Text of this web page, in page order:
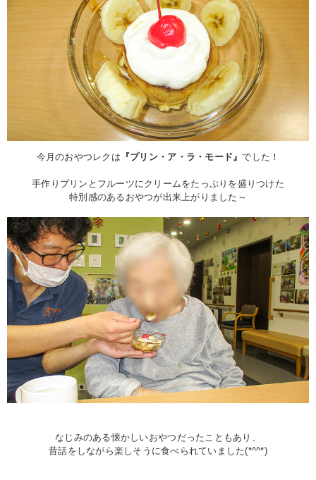
今月のおやつレクは 『プリン・ア・ラ・モード』でした！
手作りプリンとフルーツにクリームをたっぷりを盛りつけた
特別感のあるおやつが出来上がりました～
なじみのある懐かしいおやつだったこともあり、
昔話をしながら楽しそうに食べられていました(*^^*)